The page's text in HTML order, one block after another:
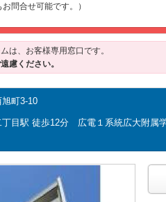
お問合せ可能です。）
は、お客様専用窓口です。
慮ください。
町3-10
丁目駅 徒歩12分 広電１系統広大附